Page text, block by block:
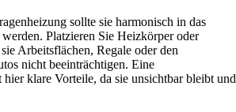
sollte sie harmonisch in das
Platzieren Sie Heizkörper oder
Arbeitsflächen, Regale oder den
nicht beeinträchtigen. Eine
klare Vorteile, da sie unsichtbar bleibt und